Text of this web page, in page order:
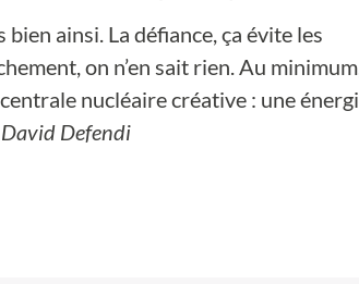
bien ainsi. La défiance, ça évite les
on n’en sait rien. Au
nucléaire créative : une
Defendi